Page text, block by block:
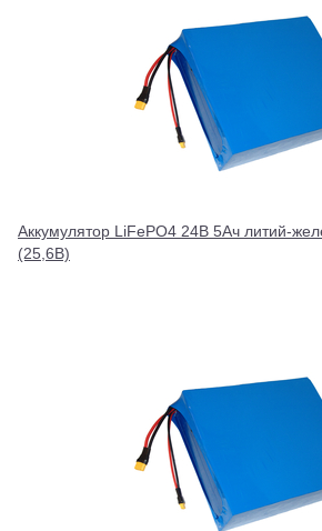
Аккумулятор LiFePO4 24В 5Ач литий-
(25,6В)